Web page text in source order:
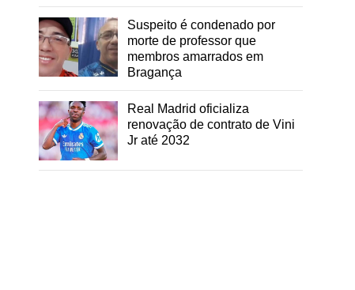
Suspeito é condenado por
morte de professor que
membros amarrados em
Bragança
Real Madrid oficializa
renovação de contrato de Vini
Jr até 2032